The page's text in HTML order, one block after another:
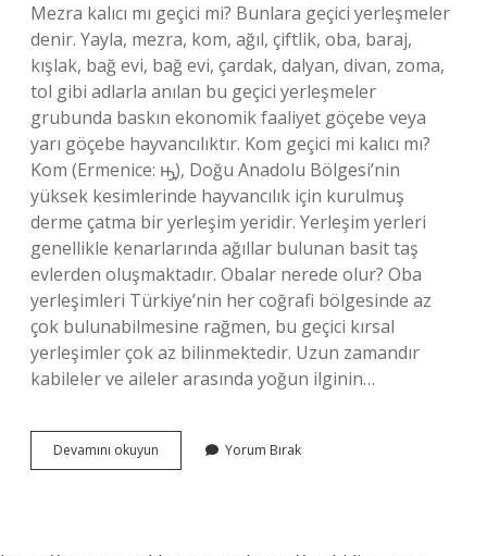
Mezra kalıcı mı geçici mi? Bunlara geçici yerleşmeler
denir. Yayla, mezra, kom, ağıl, çiftlik, oba, baraj,
kışlak, bağ evi, bağ evi, çardak, dalyan, divan, zoma,
tol gibi adlarla anılan bu geçici yerleşmeler
grubunda baskın ekonomik faaliyet göçebe veya
yarı göçebe hayvancılıktır. Kom geçici mi kalıcı mı?
Kom (Ermenice: ԣֵָ), Doğu Anadolu Bölgesi’nin
yüksek kesimlerinde hayvancılık için kurulmuş
derme çatma bir yerleşim yeridir. Yerleşim yerleri
genellikle kenarlarında ağıllar bulunan basit taş
evlerden oluşmaktadır. Obalar nerede olur? Oba
yerleşimleri Türkiye’nin her coğrafi bölgesinde az
çok bulunabilmesine rağmen, bu geçici kırsal
yerleşimler çok az bilinmektedir. Uzun zamandır
kabileler ve aileler arasında yoğun ilginin…
Devamını okuyun
Geçici
Yorum Bırak